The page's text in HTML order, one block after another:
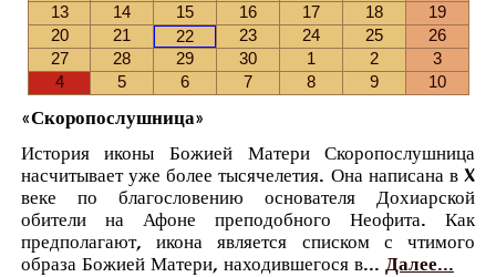
13
14 15 16 17 18
19
20
21 22 23 24 25
26
27
28 29 30 1 2
3
4
5 6 7 8 9 10
«Скоропослушница»
История иконы Божией Матери Скоропослушница
насчитывает уже более тысячелетия. Она написана в X
веке по благословению основателя Дохиарской
обители на Афоне преподобного Неофита. Как
предполагают, икона является списком с чтимого
образа Божией Матери, находившегося в... Далее...